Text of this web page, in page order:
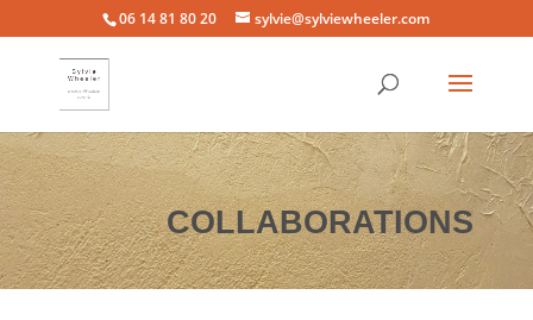
06 14 81 80 20 sylvie@sylviewheeler.com
COLLABORATIONS